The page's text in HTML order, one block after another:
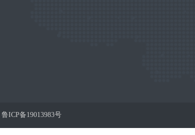
鲁ICP备19013983号